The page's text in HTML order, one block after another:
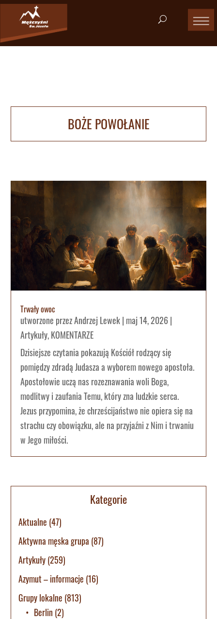
BOŻE POWOŁANIE
Trwały owoc
utworzone przezAndrzej Lewek| maj 14, 2026|
Artykuły,KOMENTARZE
Dzisiejsze czytania pokazują Kościół rodzący się
pomiędzy zdradą Judasza a wyborem nowego apostoła.
Apostołowie uczą nas rozeznawania woli Boga,
modlitwy i zaufania Temu, który zna ludzkie serca.
Jezus przypomina, że chrześcijaństwo nie opiera się na
strachu czy obowiązku, ale na przyjaźni z Nim i trwaniu
w Jego miłości.
Kategorie
Aktualne (47)
Aktywna męska grupa (87)
Artykuły(259)
Azymut – informacje (16)
Grupy lokalne (813)
Berlin (2)